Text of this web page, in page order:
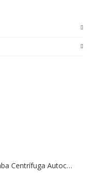
Bomba Centrífuga Autocebante NGX 6/18 | 2,0 HP | 380 V.